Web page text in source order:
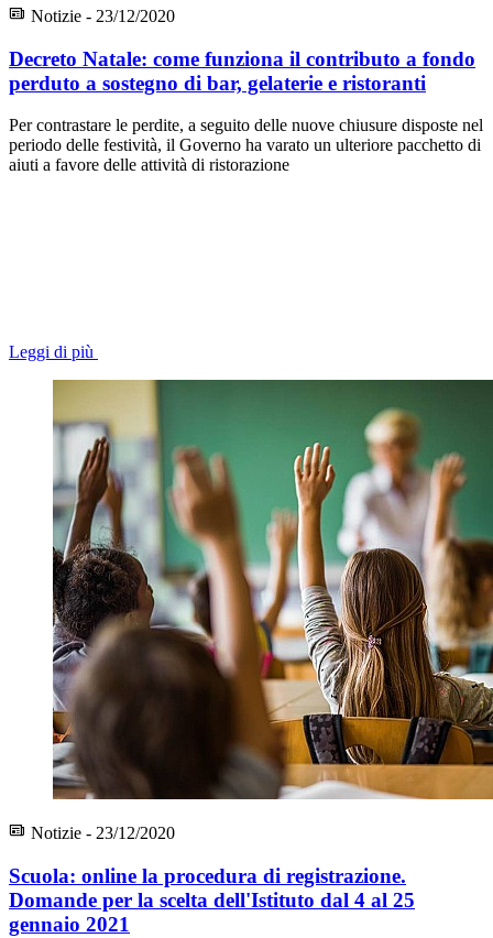
Notizie - 23/12/2020
Decreto Natale: come funziona il contributo a fondo
perduto a sostegno di bar, gelaterie e ristoranti
Per contrastare le perdite, a seguito delle nuove chiusure disposte nel
periodo delle festività, il Governo ha varato un ulteriore pacchetto di
aiuti a favore delle attività di ristorazione
Leggi di più
Notizie - 23/12/2020
Scuola: online la procedura di registrazione.
Domande per la scelta dell'Istituto dal 4 al 25
gennaio 2021